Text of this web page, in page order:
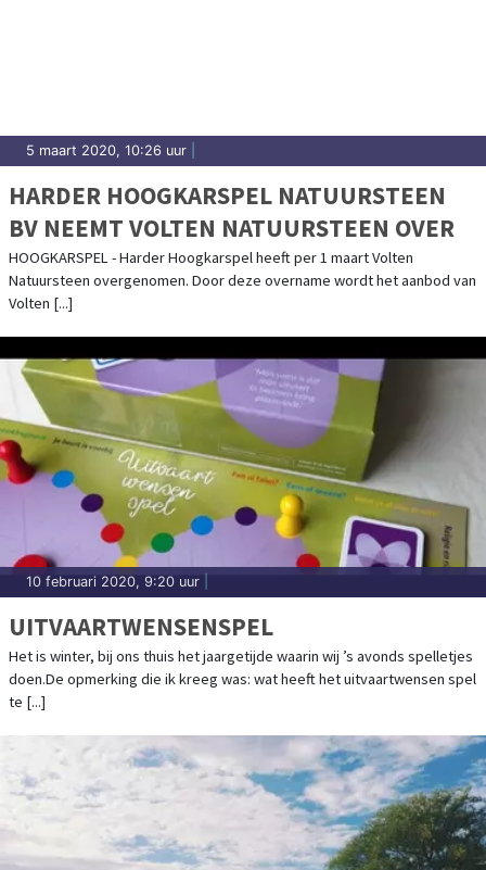
5 maart 2020, 10:26 uur
HARDER HOOGKARSPEL NATUURSTEEN
BV NEEMT VOLTEN NATUURSTEEN OVER
HOOGKARSPEL - Harder Hoogkarspel heeft per 1 maart Volten
Natuursteen overgenomen. Door deze overname wordt het aanbod van
Volten [...]
10 februari 2020, 9:20 uur
UITVAARTWENSENSPEL
Het is winter, bij ons thuis het jaargetijde waarin wij ’s avonds spelletjes
doen.De opmerking die ik kreeg was: wat heeft het uitvaartwensen spel
te [...]